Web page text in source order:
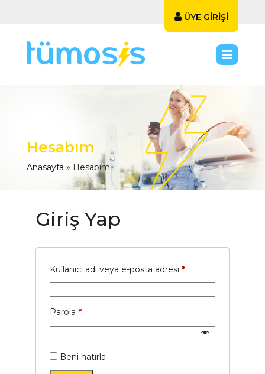
ÜYE GİRİŞİ
Hesabım
Anasayfa » Hesabım
Giriş Yap
Kullanıcı adı veya e-posta adresi *Gerekli
Parola *Gerekli
Beni hatırla